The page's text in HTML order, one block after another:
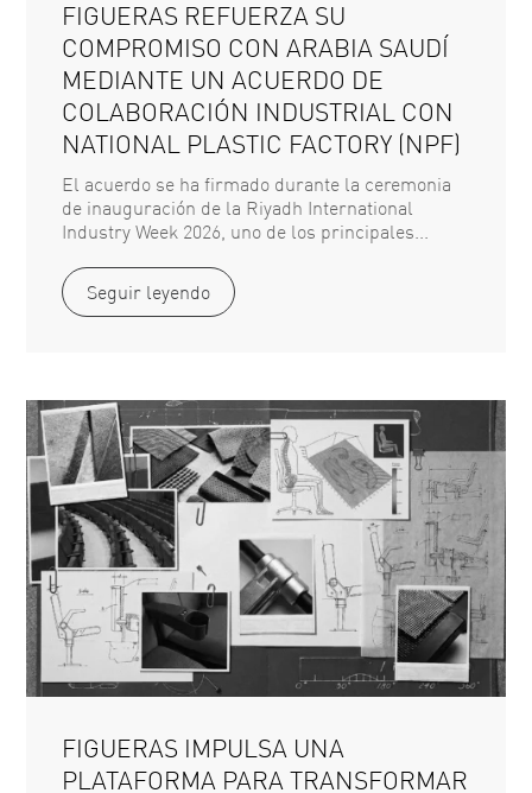
FIGUERAS REFUERZA SU
COMPROMISO CON ARABIA SAUDÍ
MEDIANTE UN ACUERDO DE
COLABORACIÓN INDUSTRIAL CON
NATIONAL PLASTIC FACTORY (NPF)
El acuerdo se ha firmado durante la ceremonia
de inauguración de la Riyadh International
Industry Week 2026, uno de los principales...
Seguir leyendo
FIGUERAS IMPULSA UNA
PLATAFORMA PARA TRANSFORMAR